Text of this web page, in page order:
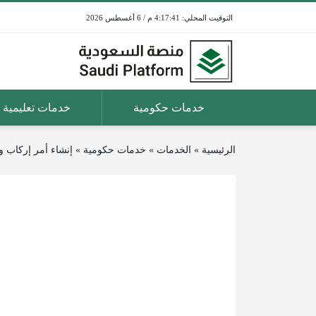
4:17:41 م / 6 أغسطس 2026
خدمات حكومية خدمات تعليمية
الرئيسية » الخدمات » خدمات حكومية » إنشاء أمر إركاب